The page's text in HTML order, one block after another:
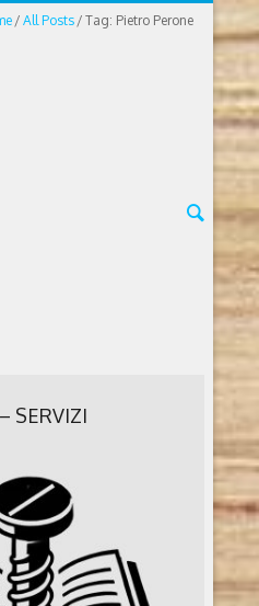
All Posts Tag: Pietro Perone
SERVIZI